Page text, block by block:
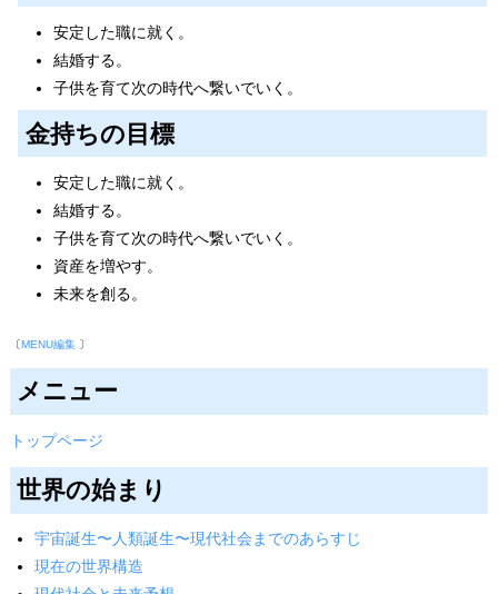
安定した職に就く。
結婚する。
子供を育て次の時代へ繋いでいく。
金持ちの目標
安定した職に就く。
結婚する。
子供を育て次の時代へ繋いでいく。
資産を増やす。
未来を創る。
〔MENU編集〕
メニュー
トップページ
世界の始まり
宇宙誕生〜人類誕生〜現代社会までのあらすじ
現在の世界構造